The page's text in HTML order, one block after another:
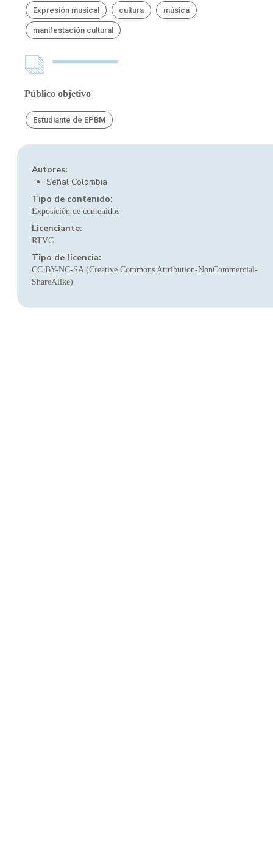
Expresión musical cultura música
manifestación cultural
Público objetivo
Estudiante de EPBM
Autores:
Señal Colombia
Tipo de contenido:
Exposición de contenidos
Licenciante:
RTVC
Tipo de licencia:
CC BY-NC-SA (Creative Commons Attribution-NonCommercial-
ShareAlike)